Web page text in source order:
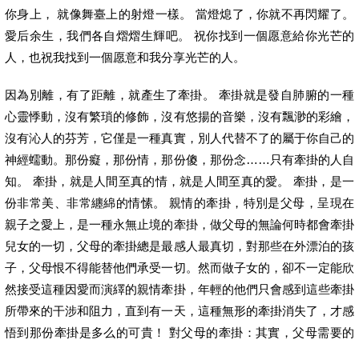
你身上， 就像舞臺上的射燈一樣。 當燈熄了，你就不再閃耀了。
愛后余生，我們各自熠熠生輝吧。 祝你找到一個愿意給你光芒的
人，也祝我找到一個愿意和我分享光芒的人。
因為別離，有了距離，就產生了牽掛。 牽掛就是發自肺腑的一種
心靈悸動，沒有繁瑣的修飾，沒有悠揚的音樂，沒有飄渺的彩繪，
沒有沁人的芬芳，它僅是一種真實，別人代替不了的屬于你自己的
神經蠕動。那份癡，那份情，那份傻，那份念……只有牽掛的人自
知。 牽掛，就是人間至真的情，就是人間至真的愛。 牽掛，是一
份非常美、非常纏綿的情愫。 親情的牽掛，特別是父母，呈現在
親子之愛上，是一種永無止境的牽掛，做父母的無論何時都會牽掛
兒女的一切，父母的牽掛總是最感人最真切，對那些在外漂泊的孩
子，父母恨不得能替他們承受一切。然而做子女的，卻不一定能欣
然接受這種因愛而演繹的親情牽掛，年輕的他們只會感到這些牽掛
所帶來的干涉和阻力，直到有一天，這種無形的牽掛消失了，才感
悟到那份牽掛是多么的可貴！ 對父母的牽掛：其實，父母需要的